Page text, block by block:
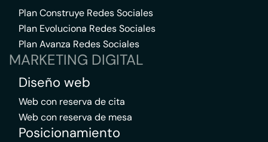
Plan Construye Redes Sociales
Plan Evoluciona Redes Sociales
Plan Avanza Redes Sociales
MARKETING DIGITAL
Diseño web
Web con reserva de cita
Web con reserva de mesa
Posicionamiento